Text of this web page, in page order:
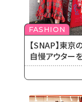
FASHION
【SNAP】東京
自慢アウター